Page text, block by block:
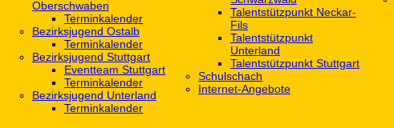
Oberschwaben
Terminkalender
Bezirksjugend Ostalb
Terminkalender
Bezirksjugend Stuttgart
‎Eventteam Stuttgart
Terminkalender
Bezirksjugend Unterland
Terminkalender
Talentstützpunkt Neckar-
Fils
Talentstützpunkt
Unterland
Talentstützpunkt Stuttgart
Schulschach
Internet-Angebote